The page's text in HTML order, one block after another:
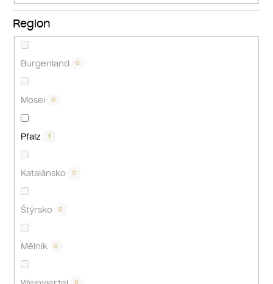
Region
Burgenland 0
Mosel 0
Pfalz 1
Katalánsko 0
Štýrsko 0
Mělník 0